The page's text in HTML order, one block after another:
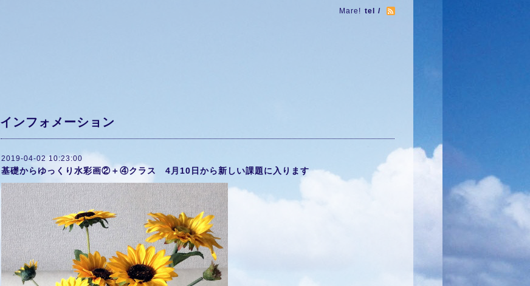
Mare! tel /
インフォメーション
2019-04-02 10:23:00
基礎からゆっくり水彩画②＋④クラス 4月10日から新しい課題に入ります